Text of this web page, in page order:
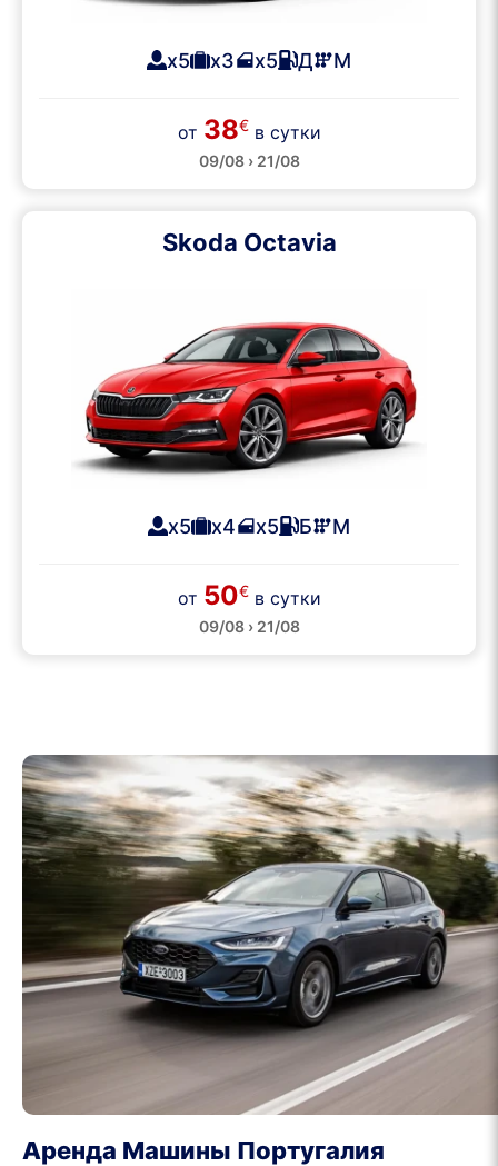
x5 x3 x5 Д М
от 38€в сутки
09/08 › 21/08
Skoda Octavia
x5 x4 x5 Б М
от 50€в сутки
09/08 › 21/08
Аренда Машины Португалия